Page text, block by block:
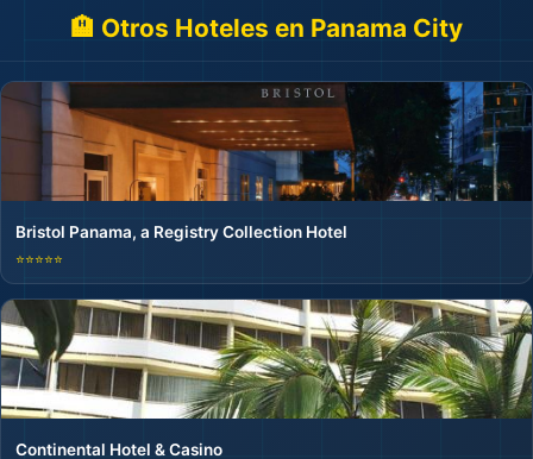
🏨 Otros Hoteles en Panama City
Bristol Panama, a Registry Collection Hotel
⭐⭐⭐⭐⭐
Continental Hotel & Casino